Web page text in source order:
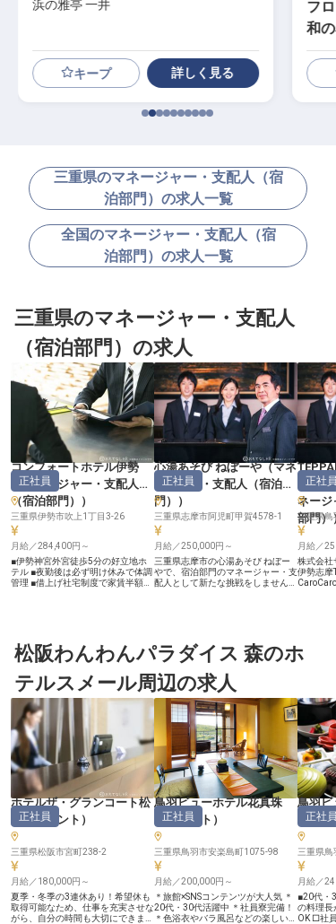
浜の雅亭 一井
キープ 詳しく見る
フ
和
万
三重県のマネージャー・支配人（宿
泊部門）の求人一覧
全国のマネージャー・支配人（宿
泊部門）の求人一覧
三重県のマネージャー・支配人
（宿泊部門）の求人
コンフォートホテル伊勢
（マネージャー・支配人
（宿泊部門）
）
正社員
三重県伊勢市吹上1丁目3-26
月給／284,400円～
■伊勢神宮外宮徒歩5分の好立地ホ
テル ■夜勤後は必ず明け休みで体調
管理 ■借上げ社宅制度で家賃半額以
ン。 国内外から訪れるお客様に、
心地よい滞在をご提供するコンフォ
を形にしませんか？ チェックイ
ン・アウト業務や朝食サービスのご
案内など、お客様との触れ合いを大
切にしながら、伊勢の旅の思い出づ
くりをサポート。 旅好きな方な
ら、お客様に地元の魅力をお伝えす
る喜びも感じられる環境です！ ー
ー【ワークライフバランスを大切に
する職場環境】 常時2～3名体制で
残業は月4時間程度、ほぼ定時で帰
宅できるので、プライベートの時間
も充実。 夜勤後は必ず「明け休
み」があり、自社開発の眠りやすい
枕や仮眠室のシャワーで夜勤の負担
も軽減！ 借上げ社宅制度では家賃
半額＋転勤サポート手当（計95～
125％相当）の支援もあり、単身で
も家族でも安心して働けます。 さ
らに全国のグループホテルに年1回
無料宿泊できる制度もあり、旅好き
な方には嬉しい特典です。 未経験
からでもしっかりとしたキャリアパ
スで成長できる環境をご用意してい
心湯あそび ねぼーや（マネ
ージャー・支配人（宿泊部
門）
）
正社員
三重県志摩市阿児町甲賀4578-1
月給／250,000円～
三重県志摩市の心湯あそび ねぼー
やで、宿泊部門のマネージャー・支
配人として新たな挑戦をしません
活かし、心温まるサービスを提供し
ましょう。普通自動車免許（AT限
の方優遇。年齢・学歴不問です。ホ
スピタリティに情熱を持つあなたを
お待ちしています。※2024年08月
26日時点の情報です
ネージ
部門）
正社員
三重県鳥
月給／
株式会社
伊勢志摩
ト管理な
せします
す。普通
とビジ
る方を
問、あな
しいお
一員に
月26日時
松阪わんわんパラダイス 森のホ
テルスメール周辺の求人
ホテルザ・グランコート松
阪（フロント ）
正社員
三重県松阪市宮町238-2
月給／180,000円～
夏季・冬季の3連休あり！希望休も
取得可能なため、仕事を充実させな
がら、自分の時間も大切にできま
鳥羽ビューホテル花真珠
（フロント ）
正社員
三重県鳥羽市安楽島町1075-98
月給／200,000円～
＊旅館×SNSコンテンツが大人気 ＊
20代・30代活躍中 ＊社員寮完備！
＊色浴衣やバラ風呂などの楽しい体
鳥羽ビ
（和食
正社員
三重県
月給／
■20代・
の料理長
OK □社員寮完備